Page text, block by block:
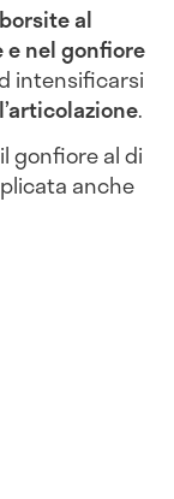
al
e nel gonfiore
intensificarsi
.
gonfiore al di
anche